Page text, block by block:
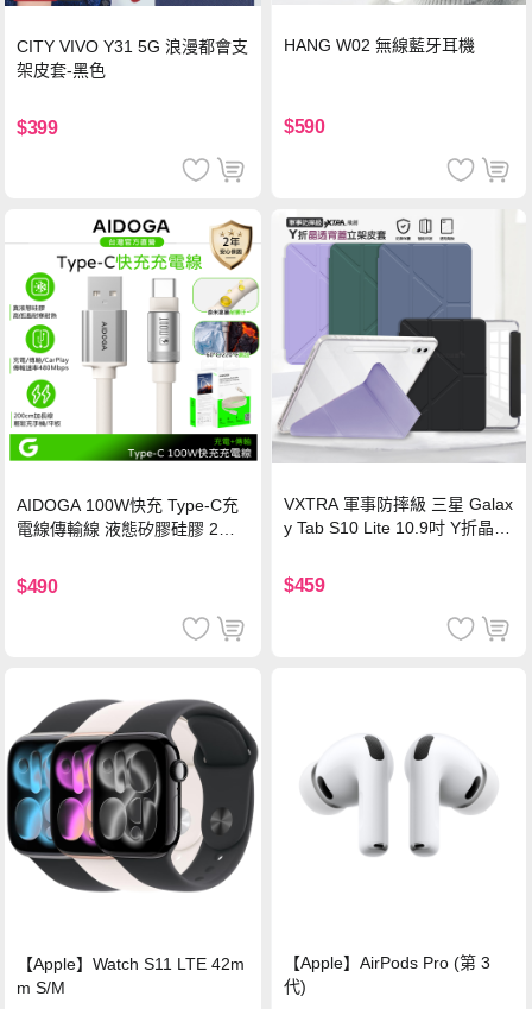
CITY VIVO Y31 5G 浪漫都會支
架皮套-黑色
$399
HANG W02 無線藍牙耳機
$590
AIDOGA 100W快充 Type-C充
電線傳輸線 液態矽膠硅膠 2M
$490
VXTRA 軍事防摔級 三星 Galax
y Tab S10 Lite 10.9吋 Y折晶透
$459
【Apple】Watch S11 LTE 42m
m S/M
【Apple】AirPods Pro (第 3
代)